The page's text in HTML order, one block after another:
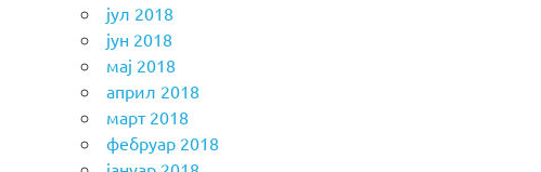
јул 2018
јун 2018
мај 2018
април 2018
март 2018
фебруар 2018